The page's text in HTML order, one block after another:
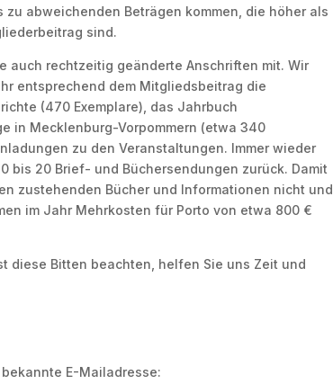
zu abweichenden Beträgen kommen, die höher als
sind.
auch rechtzeitig geänderte Anschriften mit. Wir
entsprechend dem Mitgliedsbeitrag die
(470 Exemplare), das Jahrbuch
in Mecklenburg-Vorpommern (etwa 340
zu den Veranstaltungen. Immer wieder
bis 20 Brief- und Büchersendungen zurück. Damit
zustehenden Bücher und Informationen nicht und
im Jahr Mehrkosten für Porto von etwa 800 €
diese Bitten beachten, helfen Sie uns Zeit und
E-Mailadresse: